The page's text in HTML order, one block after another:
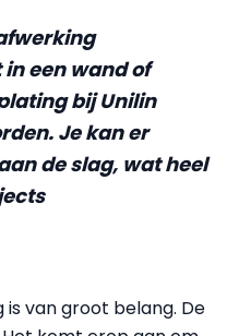
een wand of
bij Unilin
Je kan er
de slag, wat heel
van groot belang. De